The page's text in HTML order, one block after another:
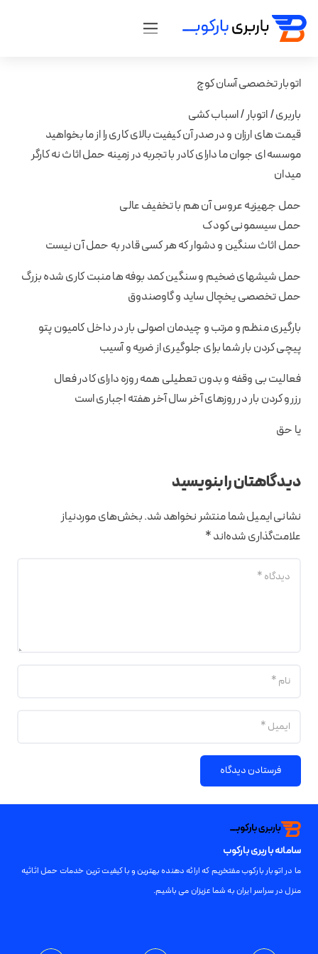
اتوبار تخصصی آسان کوچ
باربری / اتوبار / اسباب کشی
قیمت های ارزان و در صدر آن کیفیت بالای کاری را از ما بخواهید
موسسه ای جوان ما دارای کادر با تجربه در زمینه حمل اثاث نه کارگر
میدان
حمل جهیزیه عروس آن هم با تخفیف عالی
حمل سیسمونی کودک
حمل اثاث سنگین و دشوار که هر کسی قادر به حمل آن نیست
حمل شیشهای ضخیم و سنگین کمد بوفه ها منبت کاری شده بزرگ
حمل تخصصی یخچال ساید و گاوصندوق
بارگیری منظم و مرتب و چیدمان اصولی بار در داخل کامیون پتو
پیچی کردن بار شما برای جلوگیری از ضربه و آسیب
فعالیت بی وقفه و بدون تعطیلی همه روزه دارای کادر فعال
رزرو کردن بار در روزهای آخر سال آخر هفته اجباری است
یا حق
دیدگاهتان را بنویسید
نشانی ایمیل شما منتشر نخواهد شد.بخش‌های موردنیاز
علامت‌گذاری شده‌اند*
فرستادن دیدگاه
سامانه باربری بارکوب
ما در اتوبار بارکوب مفتخریم که ارائه دهنده بهترین و با کیفیت ترین خدمات حمل اثاثیه
منزل در سراسر ایران به شما عزیزان می باشیم.